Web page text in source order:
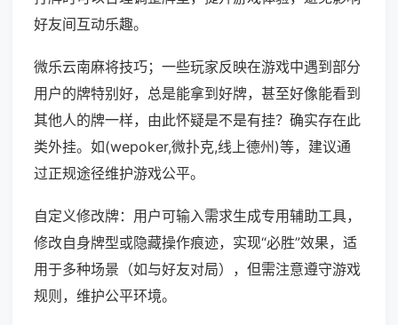
好友间互动乐趣。
微乐云南麻将技巧；一些玩家反映在游戏中遇到部分
用户的牌特别好，总是能拿到好牌，甚至好像能看到
其他人的牌一样，由此怀疑是不是有挂？确实存在此
类外挂。如(wepoker,微扑克,线上德州)等，建议通
过正规途径维护游戏公平。
自定义修改牌：用户可输入需求生成专用辅助工具，
修改自身牌型或隐藏操作痕迹，实现“必胜”效果，适
用于多种场景（如与好友对局），但需注意遵守游戏
规则，维护公平环境。